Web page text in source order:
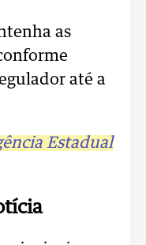
as
até a
Estadual